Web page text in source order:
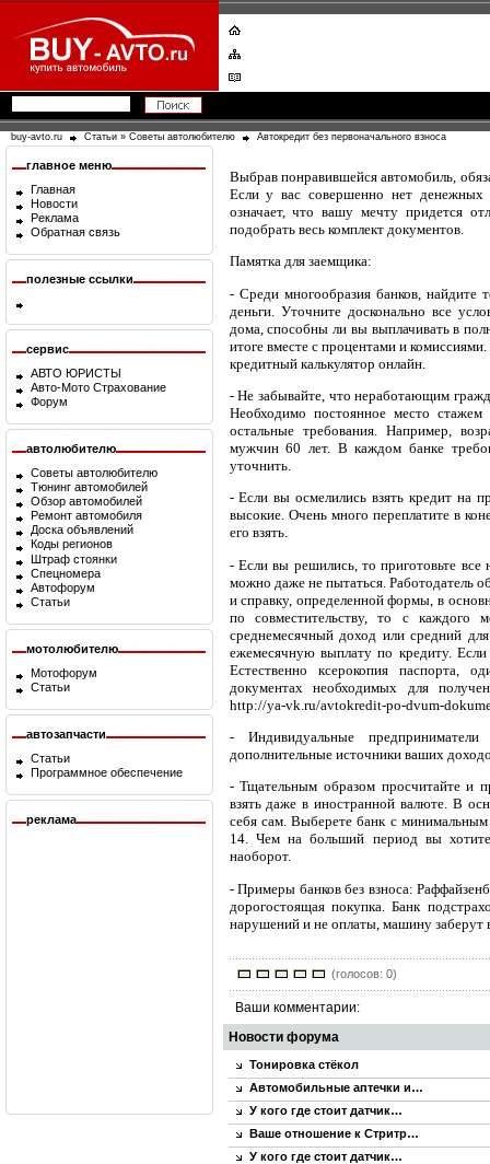
buy-avto.ru Статьи » Советы автолюбителю Автокредит без первоначального взноса
главное меню
Главная
Новости
Реклама
Обратная связь
полезные ссылки
сервис
АВТО ЮРИСТЫ
Авто-Мото Страхование
Форум
автолюбителю
Советы автолюбителю
Тюнинг автомобилей
Обзор автомобилей
Ремонт автомобиля
Доска объявлений
Коды регионов
Штраф стоянки
Спецномера
Автофорум
Статьи
мотолюбителю
Мотофорум
Статьи
автозапчасти
Статьи
Программное обеспечение
реклама
Выбрав понравившейся автомобиль,
Если у вас совершенно нет денежных
означает, что вашу мечту придется
подобрать весь комплект документов.
Памятка для заемщика:
- Среди многообразия банков, найдите
деньги. Уточните досконально все
дома, способны ли вы выплачивать в
итоге вместе с процентами и
кредитный калькулятор онлайн.
- Не забывайте, что неработающим
Необходимо постоянное место
остальные требования. Например,
мужчин 60 лет. В каждом банке
уточнить.
- Если вы осмелились взять кредит на
высокие. Очень много переплатите в
его взять.
- Если вы решились, то приготовьте
можно даже не пытаться. Работодатель
и справку, определенной формы, в
по совместительству, то с каждого
среднемесячный доход или средний
ежемесячную выплату по кредиту.
Естественно ксерокопия паспорта,
документах необходимых для
http://ya-vk.ru/avtokredit-po-dvum-
- Индивидуальные
дополнительные источники ваших
- Тщательным образом просчитайте и
взять даже в иностранной валюте. В
себя сам. Выберете банк с
14. Чем на больший период вы
наоборот.
- Примеры банков без взноса:
дорогостоящая покупка. Банк
нарушений и не оплаты, машину заберут
(голосов: 0)
Ваши комментарии:
Новости форума
Тонировка стёкол
Автомобильные аптечки и…
У кого где стоит датчик…
Ваше отношение к Стритр…
У кого где стоит датчик…